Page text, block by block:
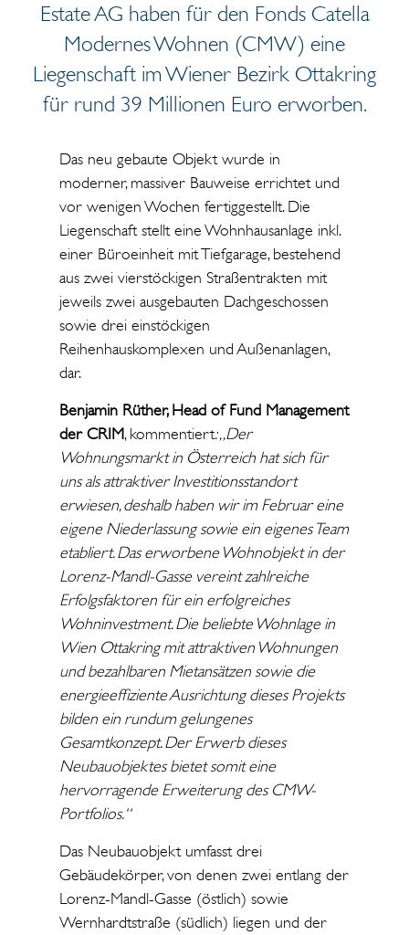
Estate AG haben für den Fonds Catella
Modernes Wohnen (CMW) eine
Liegenschaft im Wiener Bezirk Ottakring
für rund 39 Millionen Euro erworben.
Das neu gebaute Objekt wurde in
moderner, massiver Bauweise errichtet und
vor wenigen Wochen fertiggestellt. Die
Liegenschaft stellt eine Wohnhausanlage inkl.
einer Büroeinheit mit Tiefgarage, bestehend
aus zwei vierstöckigen Straßentrakten mit
jeweils zwei ausgebauten Dachgeschossen
sowie drei einstöckigen
Reihenhauskomplexen und Außenanlagen,
dar.
Benjamin Rüther, Head of Fund Management
der CRIM, kommentiert: „Der
Wohnungsmarkt in Österreich hat sich für
uns als attraktiver Investitionsstandort
erwiesen, deshalb haben wir im Februar eine
eigene Niederlassung sowie ein eigenes Team
etabliert. Das erworbene Wohnobjekt in der
Lorenz-Mandl-Gasse vereint zahlreiche
Erfolgsfaktoren für ein erfolgreiches
Wohninvestment. Die beliebte Wohnlage in
Wien Ottakring mit attraktiven Wohnungen
und bezahlbaren Mietansätzen sowie die
energieeffiziente Ausrichtung dieses Projekts
bilden ein rundum gelungenes
Gesamtkonzept. Der Erwerb dieses
Neubauobjektes bietet somit eine
hervorragende Erweiterung des CMW-
Portfolios.“
Das Neubauobjekt umfasst drei
Gebäudekörper, von denen zwei entlang der
Lorenz-Mandl-Gasse (östlich) sowie
Wernhardtstraße (südlich) liegen und der